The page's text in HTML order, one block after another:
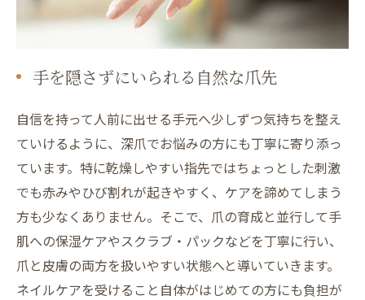
手を隠さずにいられる自然な爪先
自信を持って人前に出せる手元へ少しずつ気持ちを整え
ていけるように、深爪でお悩みの方にも丁寧に寄り添っ
ています。特に乾燥しやすい指先ではちょっとした刺激
でも赤みやひび割れが起きやすく、ケアを諦めてしまう
方も少なくありません。そこで、爪の育成と並行して手
肌への保湿ケアやスクラブ・パックなどを丁寧に行い、
爪と皮膚の両方を扱いやすい状態へと導いていきます。
ネイルケアを受けること自体がはじめての方にも負担が